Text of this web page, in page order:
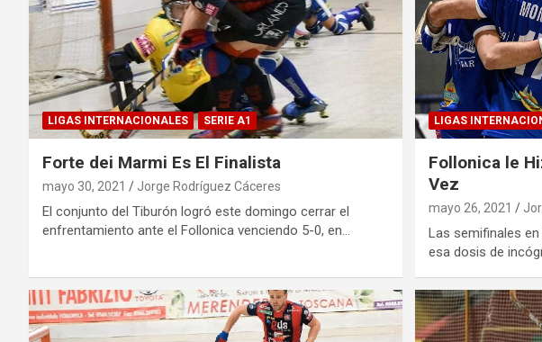
LIGAS INTERNACIONALES SERIE A1
Forte dei Marmi Es El Finalista
mayo 30, 2021 Jorge Rodríguez Cáceres
El conjunto del Tiburón logró este domingo cerrar el
enfrentamiento ante el Follonica venciendo 5-0, en…
LIGAS
Follonica le
Vez
mayo 26, 2021
Las semifinales
esa dosis de